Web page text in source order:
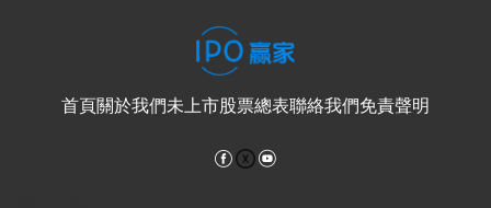
首頁關於我們未上市股票總表聯絡我們免責聲明
Facebook